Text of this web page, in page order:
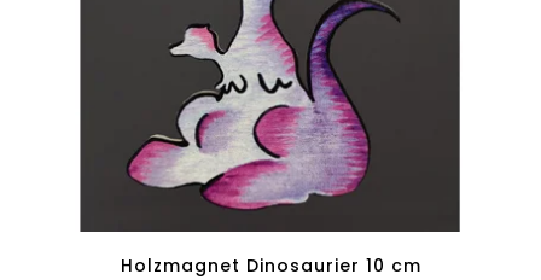
Holzmagnet Dinosaurier 10 cm